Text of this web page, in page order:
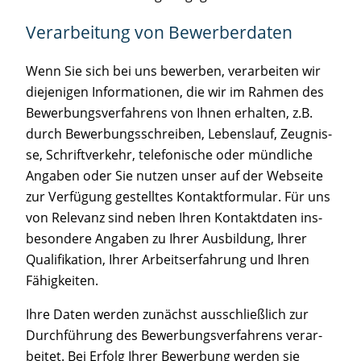
Ver­ar­bei­tung von Bewerberdaten
Wenn Sie sich bei uns bewer­ben, ver­ar­bei­ten wir
die­je­ni­gen Infor­ma­tio­nen, die wir im Rah­men des
Bewer­bungs­ver­fah­rens von Ihnen erhal­ten, z.B.
durch Bewer­bungs­schrei­ben, Lebens­lauf, Zeug­nis­
se, Schrift­ver­kehr, tele­fo­ni­sche oder münd­li­che
Anga­ben oder Sie nut­zen unser auf der Web­sei­te
zur Ver­fü­gung gestell­tes Kon­takt­for­mu­lar. Für uns
von Rele­vanz sind neben Ihren Kon­takt­da­ten ins­
be­son­de­re Anga­ben zu Ihrer Aus­bil­dung, Ihrer
Qua­li­fi­ka­ti­on, Ihrer Arbeits­er­fah­rung und Ihren
Fähigkeiten.
Ihre Daten wer­den zunächst aus­schließ­lich zur
Durch­füh­rung des Bewer­bungs­ver­fah­rens ver­ar­
bei­tet. Bei Erfolg Ihrer Bewer­bung wer­den sie